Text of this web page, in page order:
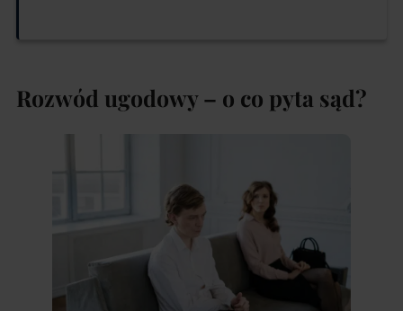
Rozwód ugodowy – o co pyta sąd?